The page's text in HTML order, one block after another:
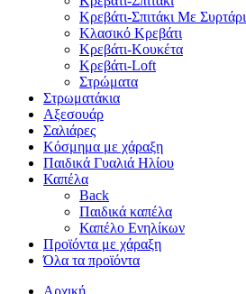
Κρεβάτι-Σπιτάκι Με Συρτάρι
Κλασικό Κρεβάτι
Κρεβάτι-Κουκέτα
Κρεβάτι-Loft
Στρώματα
Στρωματάκια
Αξεσουάρ
Σαλιάρες
Κόσμημα με χάραξη
Παιδικά Γυαλιά Ηλίου
Καπέλα
Back
Παιδικά καπέλα
Καπέλο Ενηλίκων
Προϊόντα με χάραξη
Όλα τα προϊόντα
Αρχική